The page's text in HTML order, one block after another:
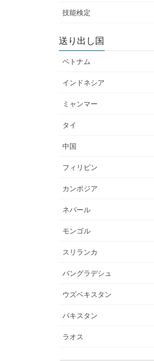
技能検定
送り出し国
ベトナム
インドネシア
ミャンマー
タイ
中国
フィリピン
カンボジア
ネパール
モンゴル
スリランカ
バングラデシュ
ウズベキスタン
パキスタン
ラオス